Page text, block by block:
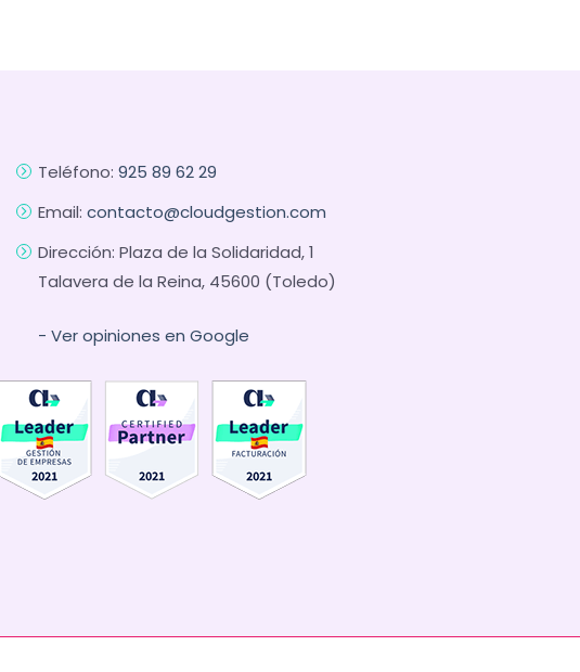
Teléfono: 925 89 62 29
Email: contacto@cloudgestion.com
Dirección: Plaza de la Solidaridad, 1
Talavera de la Reina, 45600 (Toledo)
- Ver opiniones en Google